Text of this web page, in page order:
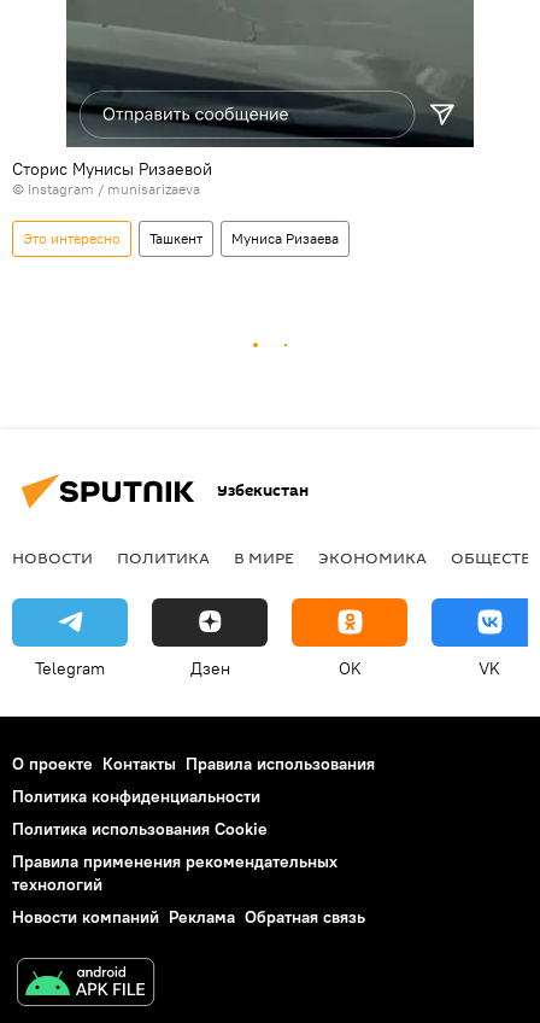
Сторис Мунисы Ризаевой
© Instagram / munisarizaeva
Это интересно Ташкент Муниса Ризаева
Узбекистан
НОВОСТИ ПОЛИТИКА В МИРЕ ЭКОНОМИКА
Telegram Дзен OK VK
О проекте Контакты Правила использования
Политика конфиденциальности
Политика использования Cookie
Правила применения рекомендательных
технологий
Новости компаний Реклама Обратная связь